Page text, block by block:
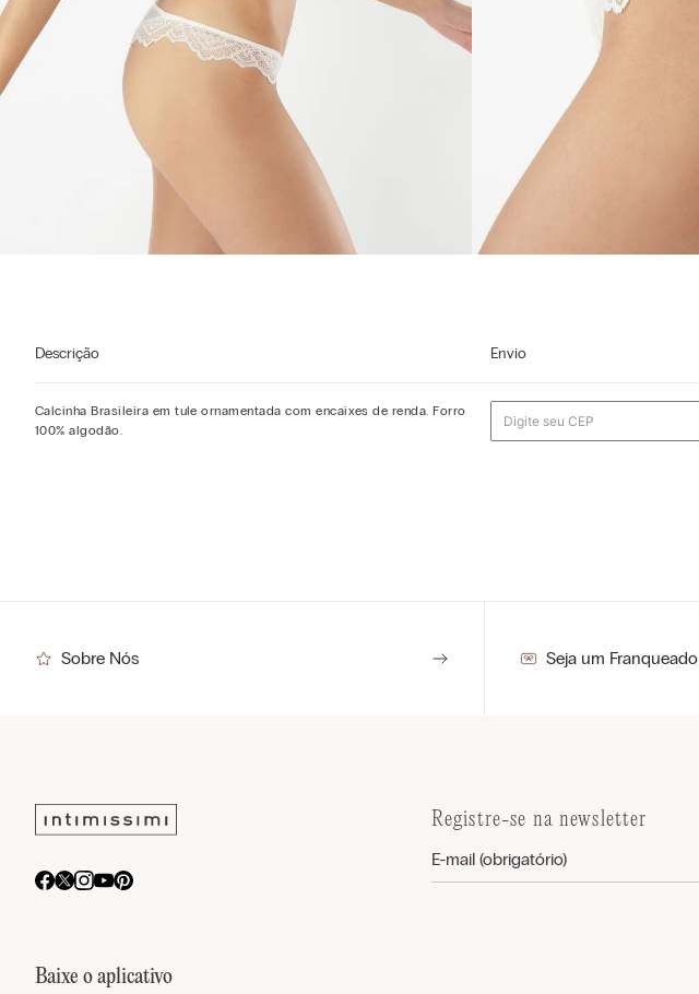
Descrição
Calcinha Brasileira em tule ornamentada com encaixes de renda. Forro
100% algodão.
Envio
Sobre Nós Seja um Franqueado
Baixe o aplicativo
Registre-se na newsletter